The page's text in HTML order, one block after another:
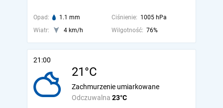
Opad: 1.1 mm Ciśnienie: 1005 hPa
Wiatr:
4 km/h Wilgotność: 76%
21:00
21°C
Odczuwalna 23°C
Zachmurzenie umiarkowane